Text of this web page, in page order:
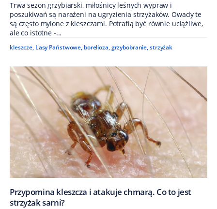
Trwa sezon grzybiarski, miłośnicy leśnych wypraw i
poszukiwań są narażeni na ugryzienia strzyżaków. Owady te
są często mylone z kleszczami. Potrafią być równie uciążliwe,
ale co istotne -...
kleszcze, Lasy Państwowe, borelioza,grzybobranie,strzyżak
Przypomina kleszcza i atakuje chmarą. Co to jest
strzyżak sarni?